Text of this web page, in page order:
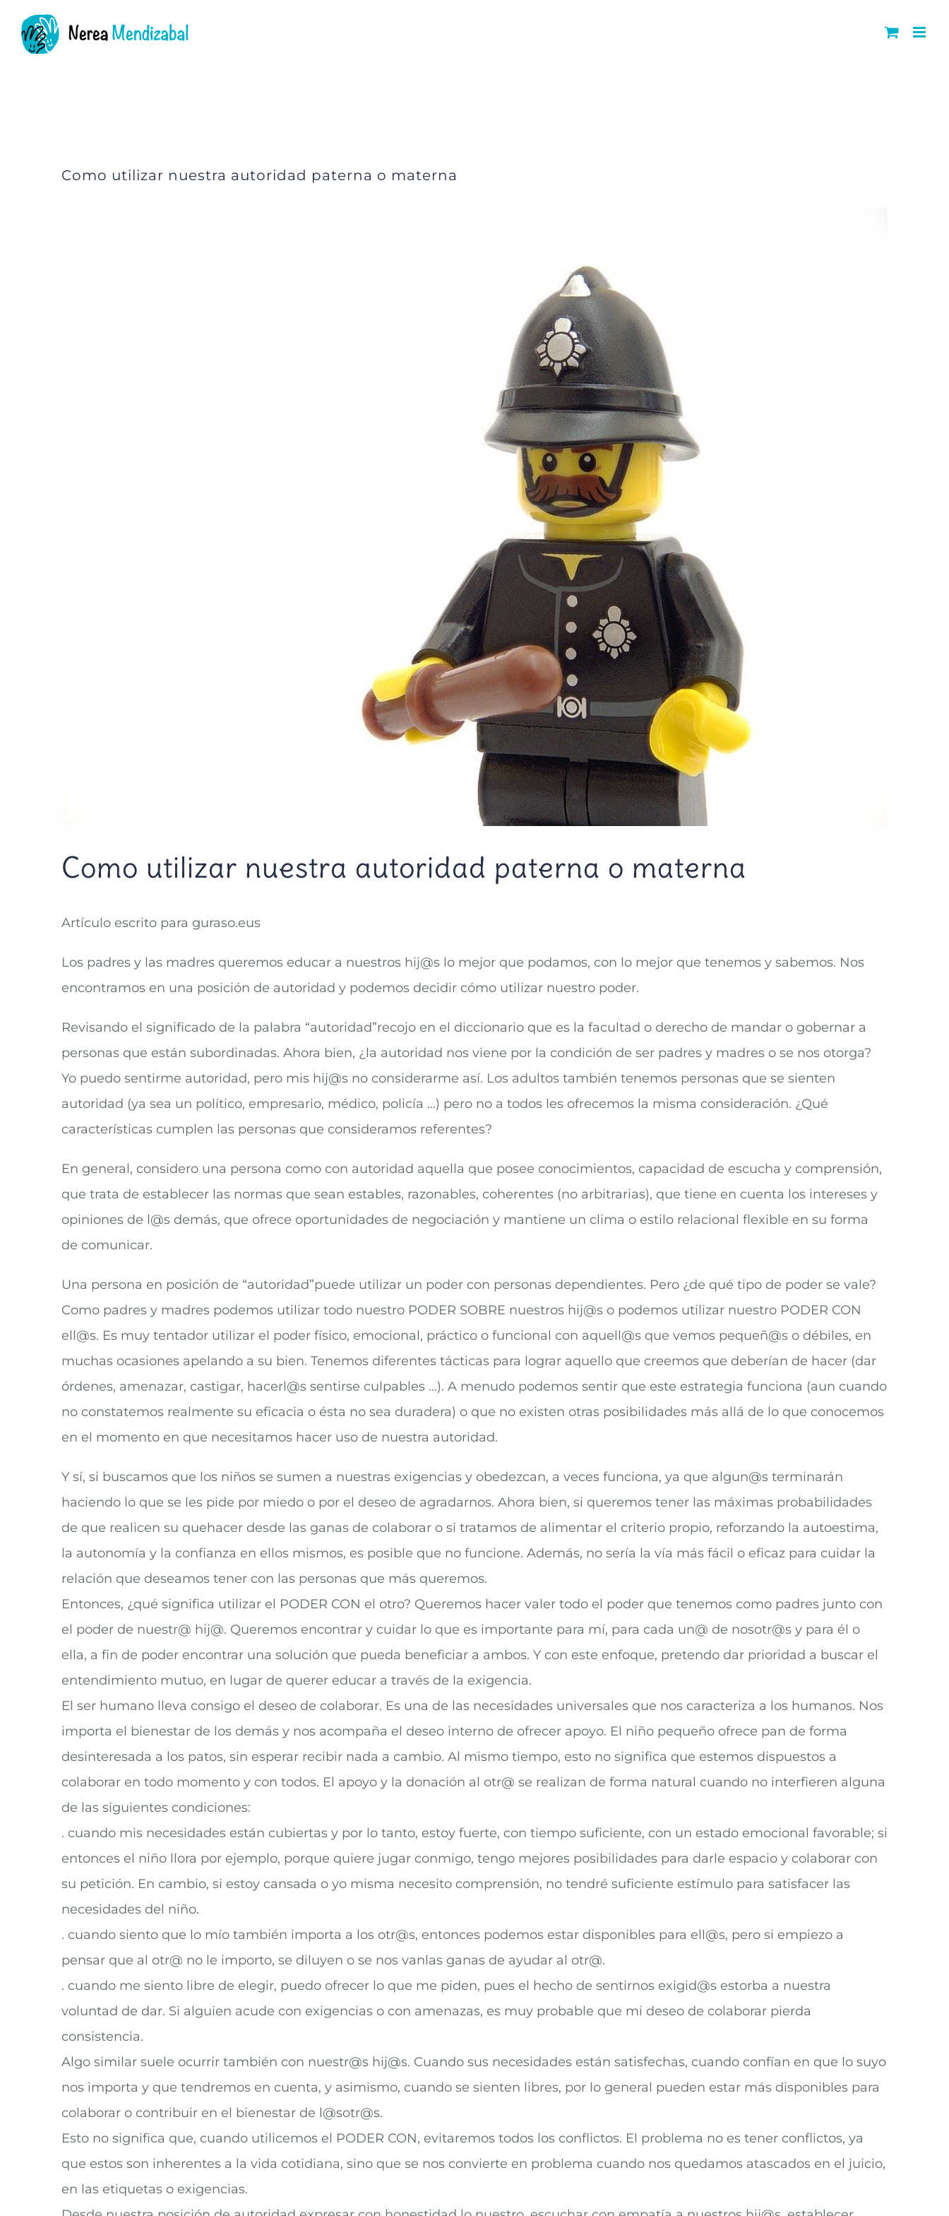
Saltar
Como utilizar nuestra autoridad paterna o materna
Como utilizar nuestra autoridad paterna o materna
Artículo escrito para guraso.eus
Los padres y las madres queremos educar a nuestros hij@s lo mejor que podamos, con lo mejor que tenemos y sabemos. Nos
encontramos en una posición de autoridad y podemos decidir cómo utilizar nuestro poder.
Revisando el significado de la palabra “autoridad”recojo en el diccionario que es la facultad o derecho de mandar o gobernar a
personas que están subordinadas. Ahora bien, ¿la autoridad nos viene por la condición de ser padres y madres o se nos otorga?
Yo puedo sentirme autoridad, pero mis hij@s no considerarme así. Los adultos también tenemos personas que se sienten
autoridad (ya sea un político, empresario, médico, policía …) pero no a todos les ofrecemos la misma consideración. ¿Qué
características cumplen las personas que consideramos referentes?
En general, considero una persona como con autoridad aquella que posee conocimientos, capacidad de escucha y comprensión,
que trata de establecer las normas que sean estables, razonables, coherentes (no arbitrarias), que tiene en cuenta los intereses y
opiniones de l@s demás, que ofrece oportunidades de negociación y mantiene un clima o estilo relacional flexible en su forma
de comunicar.
Una persona en posición de “autoridad”puede utilizar un poder con personas dependientes. Pero ¿de qué tipo de poder se vale?
Como padres y madres podemos utilizar todo nuestro PODER SOBRE nuestros hij@s o podemos utilizar nuestro PODER CON
ell@s. Es muy tentador utilizar el poder físico, emocional, práctico o funcional con aquell@s que vemos pequeñ@s o débiles, en
muchas ocasiones apelando a su bien. Tenemos diferentes tácticas para lograr aquello que creemos que deberían de hacer (dar
órdenes, amenazar, castigar, hacerl@s sentirse culpables …). A menudo podemos sentir que este estrategia funciona (aun cuando
no constatemos realmente su eficacia o ésta no sea duradera) o que no existen otras posibilidades más allá de lo que conocemos
en el momento en que necesitamos hacer uso de nuestra autoridad.
Y sí, si buscamos que los niños se sumen a nuestras exigencias y obedezcan, a veces funciona, ya que algun@s terminarán
haciendo lo que se les pide por miedo o por el deseo de agradarnos. Ahora bien, si queremos tener las máximas probabilidades
de que realicen su quehacer desde las ganas de colaborar o si tratamos de alimentar el criterio propio, reforzando la autoestima,
la autonomía y la confianza en ellos mismos, es posible que no funcione. Además, no sería la vía más fácil o eficaz para cuidar la
relación que deseamos tener con las personas que más queremos.
Entonces, ¿qué significa utilizar el PODER CON el otro? Queremos hacer valer todo el poder que tenemos como padres junto con
el poder de nuestr@ hij@. Queremos encontrar y cuidar lo que es importante para mí, para cada un@ de nosotr@s y para él o
ella, a fin de poder encontrar una solución que pueda beneficiar a ambos. Y con este enfoque, pretendo dar prioridad a buscar el
entendimiento mutuo, en lugar de querer educar a través de la exigencia.
El ser humano lleva consigo el deseo de colaborar. Es una de las necesidades universales que nos caracteriza a los humanos. Nos
importa el bienestar de los demás y nos acompaña el deseo interno de ofrecer apoyo. El niño pequeño ofrece pan de forma
desinteresada a los patos, sin esperar recibir nada a cambio. Al mismo tiempo, esto no significa que estemos dispuestos a
colaborar en todo momento y con todos. El apoyo y la donación al otr@ se realizan de forma natural cuando no interfieren alguna
de las siguientes condiciones:
. cuando mis necesidades están cubiertas y por lo tanto, estoy fuerte, con tiempo suficiente, con un estado emocional favorable; si
entonces el niño llora por ejemplo, porque quiere jugar conmigo, tengo mejores posibilidades para darle espacio y colaborar con
su petición. En cambio, si estoy cansada o yo misma necesito comprensión, no tendré suficiente estímulo para satisfacer las
necesidades del niño.
. cuando siento que lo mío también importa a los otr@s, entonces podemos estar disponibles para ell@s, pero si empiezo a
pensar que al otr@ no le importo, se diluyen o se nos vanlas ganas de ayudar al otr@.
. cuando me siento libre de elegir, puedo ofrecer lo que me piden, pues el hecho de sentirnos exigid@s estorba a nuestra
voluntad de dar. Si alguien acude con exigencias o con amenazas, es muy probable que mi deseo de colaborar pierda
consistencia.
Algo similar suele ocurrir también con nuestr@s hij@s. Cuando sus necesidades están satisfechas, cuando confían en que lo suyo
nos importa y que tendremos en cuenta, y asimismo, cuando se sienten libres, por lo general pueden estar más disponibles para
colaborar o contribuir en el bienestar de l@sotr@s.
Esto no significa que, cuando utilicemos el PODER CON, evitaremos todos los conflictos. El problema no es tener conflictos, ya
que estos son inherentes a la vida cotidiana, sino que se nos convierte en problema cuando nos quedamos atascados en el juicio,
en las etiquetas o exigencias.